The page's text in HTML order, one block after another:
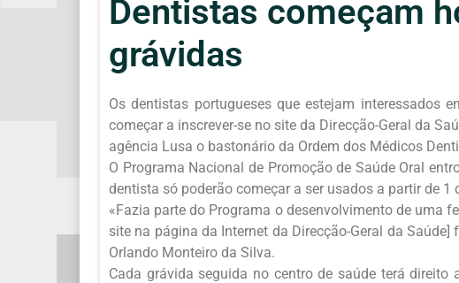
Dentistas começam
grávidas
Os dentistas portugueses que estejam interessados
começar a inscrever-se no site da Direcção-Geral da
agência Lusa o bastonário da Ordem dos Médicos
O Programa Nacional de Promoção de Saúde Oral
dentista só poderão começar a ser usados a partir de 1
«Fazia parte do Programa o desenvolvimento de uma
site na página da Internet da Direcção-Geral da
Orlando Monteiro da Silva.
Cada grávida seguida no centro de saúde terá